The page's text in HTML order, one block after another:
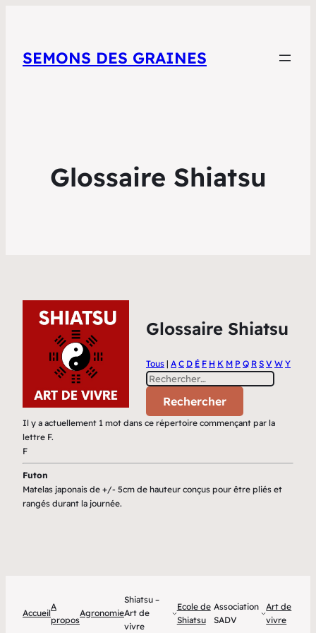
SEMONS DES GRAINES
Glossaire Shiatsu
Glossaire Shiatsu
Tous | A C D É F H K M P Q R S V W Y
Il y a actuellement 1 mot dans ce répertoire commençant par la
lettre F.
F
Futon
Matelas japonais de +/- 5cm de hauteur conçus pour être pliés et
rangés durant la journée.
Accueil
A
propos
Agronomie
Shiatsu –
Art de
vivre
Ecole de
Shiatsu
Association
SADV
Art de
vivre